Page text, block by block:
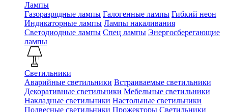
Лампы
Газоразрядные лампы Галогенные лампы Гибкий неон
Индикаторные лампы Лампы накаливания
Светодиодные лампы Спец лампы Энергосберегающие
лампы
Светильники
Аварийные светильники Встраиваемые светильники
Декоративные светильники Мебельные светильники
Накладные светильники Настольные светильники
Подвесные светильники Прожекторы Светильники